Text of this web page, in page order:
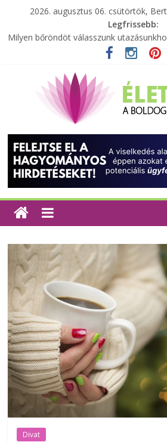
2026. augusztus 06. csütörtök,
Legfrissebb:
Milyen bőröndöt válasszunk
Elérhető zöld energia mindenki számára
Különleges tömörfa ládák Indiából
A zöld forradalom: A mosó- és
szempontjainak erősítése
Divat